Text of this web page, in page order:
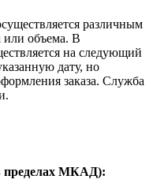
различным
или объема. В
на следующий
дату, но
заказа. Служба
пределах МКАД):